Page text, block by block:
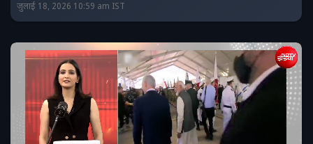
जुलाई 18, 2026 10:59 am IST